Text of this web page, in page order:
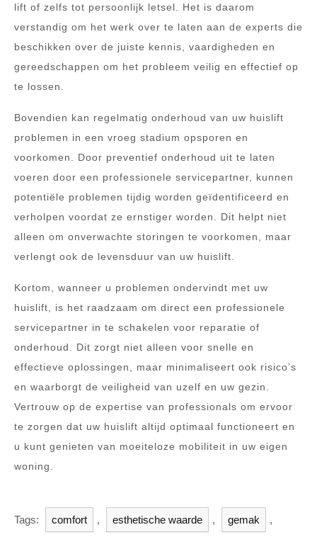
lift of zelfs tot persoonlijk letsel. Het is daarom
verstandig om het werk over te laten aan de experts die
beschikken over de juiste kennis, vaardigheden en
gereedschappen om het probleem veilig en effectief op
te lossen.
Bovendien kan regelmatig onderhoud van uw huislift
problemen in een vroeg stadium opsporen en
voorkomen. Door preventief onderhoud uit te laten
voeren door een professionele servicepartner, kunnen
potentiële problemen tijdig worden geïdentificeerd en
verholpen voordat ze ernstiger worden. Dit helpt niet
alleen om onverwachte storingen te voorkomen, maar
verlengt ook de levensduur van uw huislift.
Kortom, wanneer u problemen ondervindt met uw
huislift, is het raadzaam om direct een professionele
servicepartner in te schakelen voor reparatie of
onderhoud. Dit zorgt niet alleen voor snelle en
effectieve oplossingen, maar minimaliseert ook risico’s
en waarborgt de veiligheid van uzelf en uw gezin.
Vertrouw op de expertise van professionals om ervoor
te zorgen dat uw huislift altijd optimaal functioneert en
u kunt genieten van moeiteloze mobiliteit in uw eigen
woning.
Tags: comfort , esthetische waarde , gemak ,